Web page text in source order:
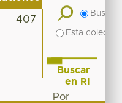
407
Buscar
Esta
Buscar
en RI
Por